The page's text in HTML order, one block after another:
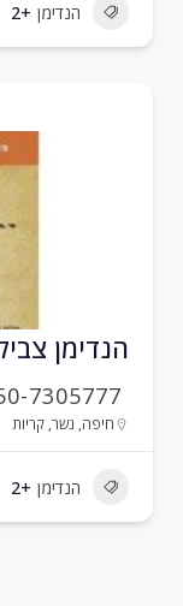
הנדימן
צביקה
050-7305777
נשר,קריות
הנדימן